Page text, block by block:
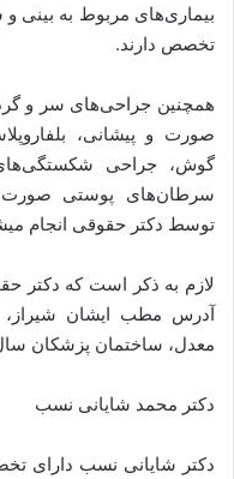
بیماری‌های مربوط به
تخصص دارند.
همچنین جراحی‌های سر ‌و‌
صورت و پیشانی،
گوش، جراحی
سرطان‌های پوستی
توسط دکتر حقوقی انجام
لازم به ذکر است که دکتر
معدل، ساختمان پزشکان سال، طبقه ۲ و
دکتر محمد شایانی نسب
دکتر شایانی نسب دارای